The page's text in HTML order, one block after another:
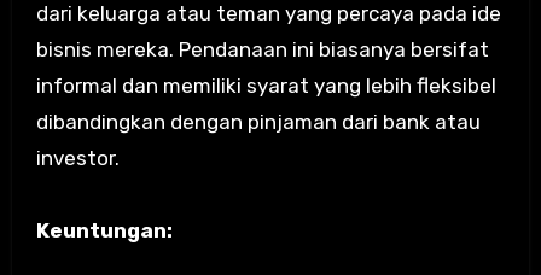
dari keluarga atau teman yang percaya pada ide
bisnis mereka. Pendanaan ini biasanya bersifat
informal dan memiliki syarat yang lebih fleksibel
dibandingkan dengan pinjaman dari bank atau
investor.
Keuntungan: